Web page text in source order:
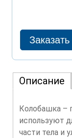
Описание
Колобашка –
используют
части тела и